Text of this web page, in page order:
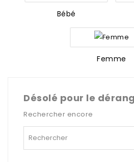
Bébé
Femme
Désolé pour le
Rechercher encore